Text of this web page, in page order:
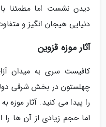
دیدن نشست اما مطمئنا
دنیایی هیجان انگیز و
آثار موزه قزوین
کافیست سری به میدان
چهلستون در بخش شرقی
را پیدا می کنید. آثار
اما حجم زیادی از آن ها